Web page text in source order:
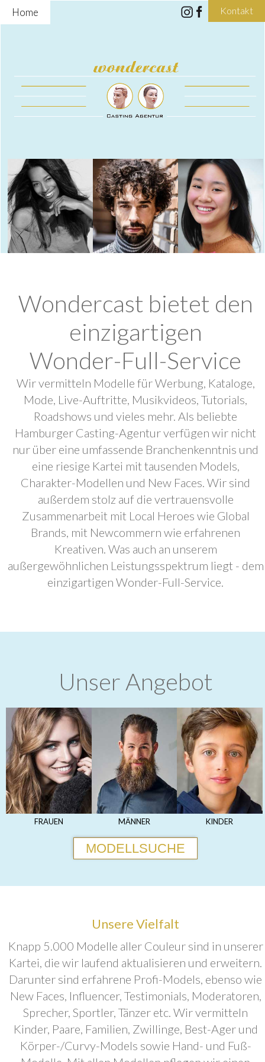
Home Kontakt
Wondercast bietet den
einzigartigen
Wonder-Full-Service
Wir vermitteln Modelle für Werbung, Kataloge,
Mode, Live-Auftritte, Musikvideos, Tutorials,
Roadshows und vieles mehr. Als beliebte
Hamburger Casting-Agentur verfügen wir nicht
nur über eine umfassende Branchenkenntnis und
eine riesige Kartei mit tausenden Models,
Charakter-Modellen und New Faces. Wir sind
außerdem stolz auf die vertrauensvolle
Zusammenarbeit mit Local Heroes wie Global
Brands, mit Newcommern wie erfahrenen
Kreativen. Was auch an unserem
außergewöhnlichen Leistungsspektrum liegt - dem
einzigartigen Wonder-Full-Service.
Unser Angebot
FRAUEN MÄNNER KINDER
MODELLSUCHE
Unsere Vielfalt
Knapp 5.000 Modelle aller Couleur sind in unserer
Kartei, die wir laufend aktualisieren und erweitern.
Darunter sind erfahrene Profi-Models, ebenso wie
New Faces, Influencer, Testimonials, Moderatoren,
Sprecher, Sportler, Tänzer etc. Wir vermitteln
Kinder, Paare, Familien, Zwillinge, Best-Ager und
Körper-/Curvy-Models sowie Hand- und Fuß-